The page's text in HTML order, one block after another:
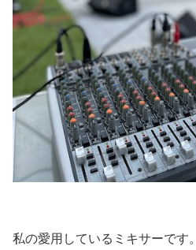
私の愛用しているミキサーです。